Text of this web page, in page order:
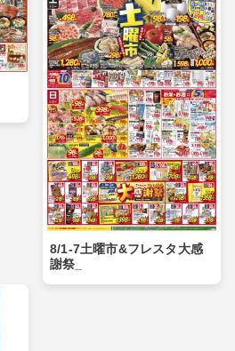
8/1-7土曜市&フレスタ大感
謝祭_